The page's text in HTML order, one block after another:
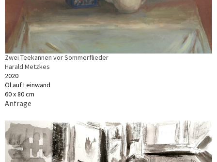
Zwei Teekannen vor Sommerflieder
Harald Metzkes
2020
Öl auf Leinwand
60 x 80 cm
Anfrage